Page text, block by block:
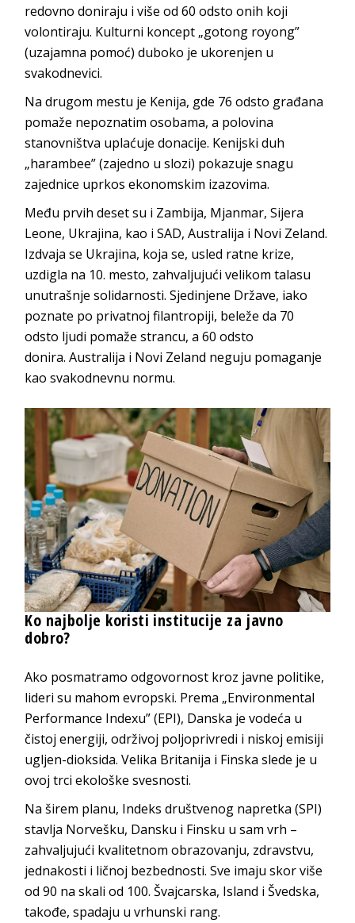
redovno doniraju i više od 60 odsto onih koji
volontiraju. Kulturni koncept „gotong royong”
(uzajamna pomoć) duboko je ukorenjen u
svakodnevici.
Na drugom mestu je Kenija, gde 76 odsto građana
pomaže nepoznatim osobama, a polovina
stanovništva uplaćuje donacije. Kenijski duh
„harambee” (zajedno u slozi) pokazuje snagu
zajednice uprkos ekonomskim izazovima.
Među prvih deset su i Zambija, Mjanmar,Sijera
Leone, Ukrajina, kao iSAD,Australija i Novi Zeland.
Izdvaja se Ukrajina, koja se, usled ratne krize,
uzdigla na 10. mesto, zahvaljujući velikom talasu
unutrašnje solidarnosti.Sjedinjene Države, iako
poznate po privatnoj filantropiji, beleže da 70
odsto ljudi pomaže strancu, a 60 odsto
donira.Australija i Novi Zeland neguju pomaganje
kao svakodnevnu normu.
Ko najbolje koristi institucije za javno
dobro?
Ako posmatramo odgovornost kroz javne politike,
lideri su mahom evropski. Prema „Environmental
Performance Indexu” (EPI), Danska je vodeća u
čistoj energiji, održivoj poljoprivredi i niskoj emisiji
ugljen-dioksida.Velika Britanija i Finska slede je u
ovoj trci ekološkesvesnosti.
Na širem planu, Indeks društvenog napretka (SPI)
stavlja Norvešku, Dansku i Finsku u sam vrh –
zahvaljujući kvalitetnom obrazovanju, zdravstvu,
jednakosti i ličnoj bezbednosti. Sve imaju skor više
od 90 na skali od 100.Švajcarska, Island iŠvedska,
takođe, spadaju u vrhunski rang.